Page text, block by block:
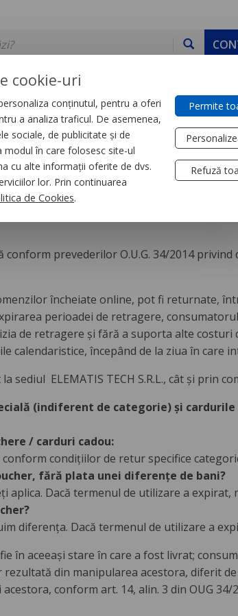
DEVINO PARTENER CONTACT
conform prevederilor O.U.G. 34/2014
încheiate online, pot fi returnate,
perioadei de retragere,
de retragere și fără a suporta alte costuri
calendaristice, începând de la ziua în care
sediul ELEMATIS TECH S.R.L., cât și prin
(indiferent de categorie) și cardurile
/ carduri cadou:
condițiilor de retur specifice
fără plata unei diferențe de bani?
aplica. Dacă termenul de utilizare a expirat,
diferența. Dacă termenul de utilizare a
în aceeași stare în care a fost livrat;
din manipularea acestora, diferit
conform art. 14, alin. 3 din OUG 34/
cookie-uri
conținutul, pentru a oferi
a analiza traficul. De asemenea,
sociale, de publicitate și de
modul în care folosesc site-ul
cu alte informații oferite de dvs.
lor. Prin continuarea
de Cookies.
Permite
Refuză